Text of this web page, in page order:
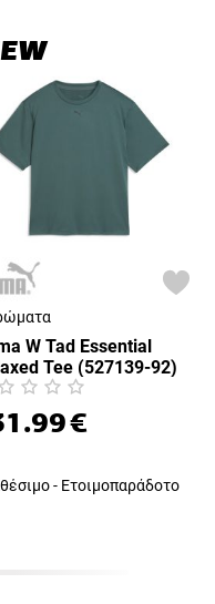
W Tad Essential
Tee (527139-92)
€
- Ετοιμοπαράδοτο